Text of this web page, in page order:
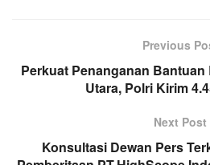
Previous
Perkuat Penanganan
Utara, Polri Kirim
Next Post
Konsultasi Dewan Pers